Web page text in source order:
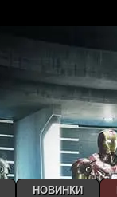
НОВИНКИ